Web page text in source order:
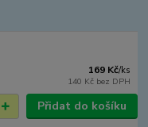
169 Kč/ks
140 Kč bez DPH
Přidat do košíku